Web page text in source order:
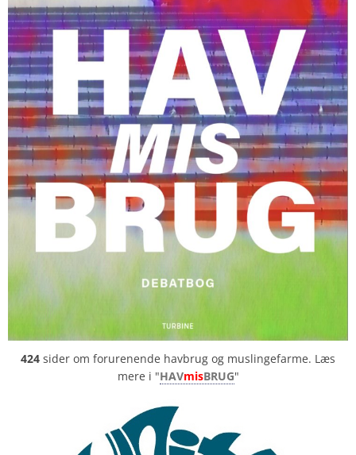
424 sider om forurenende havbrug og muslingefarme. Læs
mere i "HAVmisBRUG"